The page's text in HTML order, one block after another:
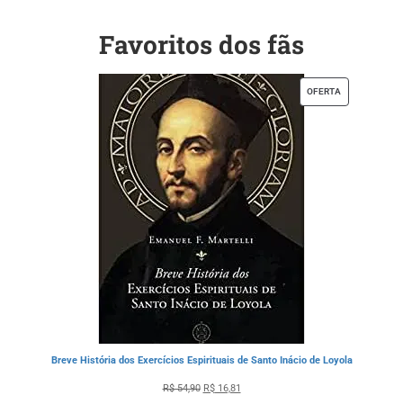
Favoritos dos fãs
OFERTA
Breve História dos Exercícios Espirituais de Santo Inácio de Loyola
R$54,90 R$16,81